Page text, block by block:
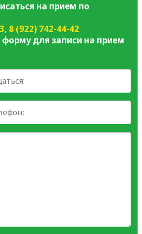
на прием по
, 8 (922) 742-44-42
для записи на прием